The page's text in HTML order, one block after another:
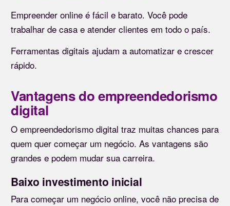
Empreender online é fácil e barato. Você pode
trabalhar de casa e atender clientes em todo o país.
Ferramentas digitais ajudam a automatizar e crescer
rápido.
Vantagens do empreendedorismo
digital
O empreendedorismo digital traz muitas chances para
quem quer começar um negócio. As vantagens são
grandes e podem mudar sua carreira.
Baixo investimento inicial
Para começar um negócio online, você não precisa de